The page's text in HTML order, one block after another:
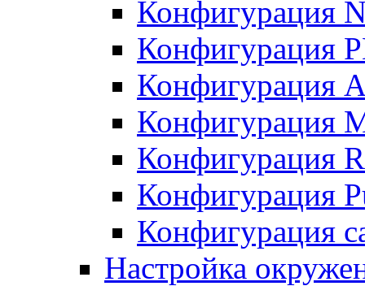
Конфигурация
Конфигурация
Конфигурация
Конфигурация
Конфигурация
Конфигурация
Конфигурация
Настройка